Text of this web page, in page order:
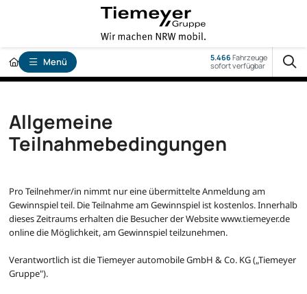
Menü 5.466Fahrzeuge
sofort verfügbar
Allgemeine
Teilnahmebedingungen
Pro Teilnehmer/in nimmt nur eine übermittelte Anmeldung am
Gewinnspiel teil. Die Teilnahme am Gewinnspiel ist kostenlos. Innerhalb
dieses Zeitraums erhalten die Besucher der Website www.tiemeyer.de
online die Möglichkeit, am Gewinnspiel teilzunehmen.
Verantwortlich ist die Tiemeyer automobile GmbH & Co. KG („Tiemeyer
Gruppe").